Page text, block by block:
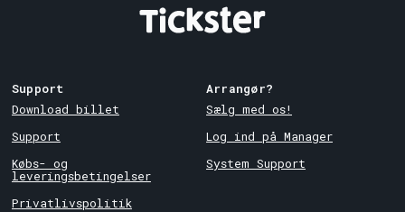
Om Tickster
Support
Download billet
Support
Købs- og
leveringsbetingelser
Privatlivspolitik
Arrangør?
Sælg med os!
Log ind på Manager
System Support